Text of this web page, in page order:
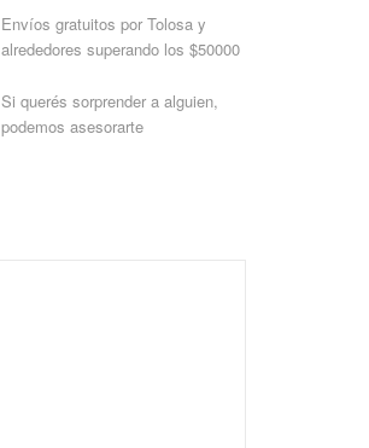
Envíos gratuitos por Tolosa y
alrededores superando los $50000
Si querés sorprender a alguien,
podemos asesorarte